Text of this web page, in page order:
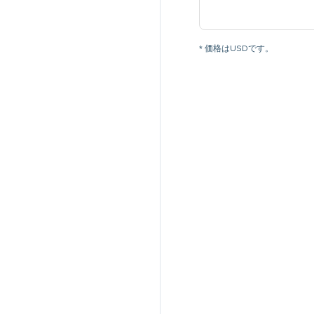
* 価格はUSDです。